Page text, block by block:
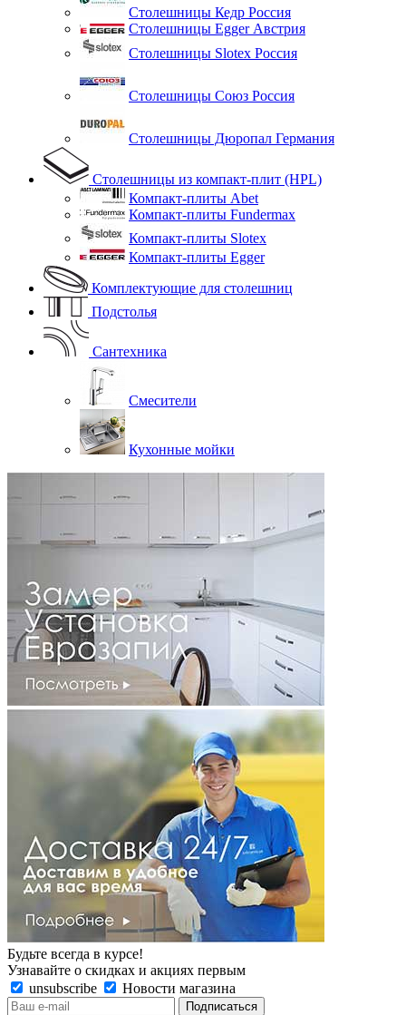
Столешницы Кедр Россия
Столешницы Egger Австрия
Столешницы Slotex Россия
Столешницы Союз Россия
Столешницы Дюропал Германия
Столешницы из компакт-плит (HPL)
Компакт-плиты Abet
Компакт-плиты Fundermax
Компакт-плиты Slotex
Компакт-плиты Egger
Комплектующие для столешниц
Подстолья
Сантехника
Смесители
Кухонные мойки
Будьте всегда в курсе!
Узнавайте о скидках и акциях первым
unsubscribe
Новости магазина